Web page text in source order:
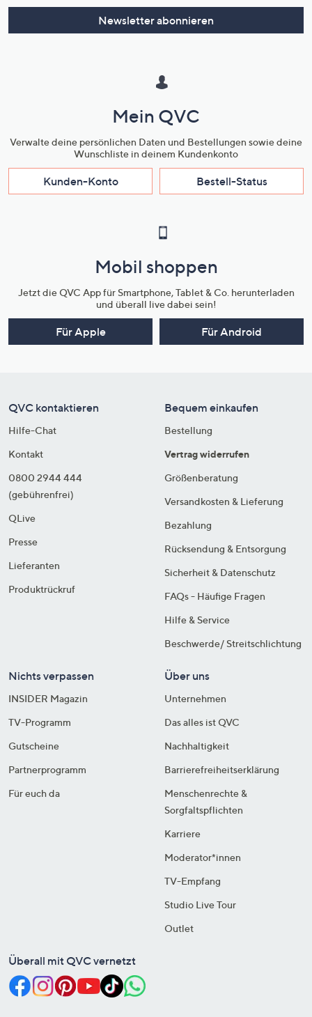
Newsletter abonnieren
Mein QVC
Verwalte deine persönlichen Daten und Bestellungen sowie deine
Wunschliste in deinem Kundenkonto
Kunden-Konto Bestell-Status
Mobil shoppen
Jetzt die QVC App für Smartphone, Tablet & Co. herunterladen
und überall live dabei sein!
Für Apple Für Android
QVC kontaktieren
Hilfe-Chat
Kontakt
0800 2944 444
(gebührenfrei)
QLive
Presse
Lieferanten
Produktrückruf
Bequem einkaufen
Bestellung
Vertrag widerrufen
Größenberatung
Versandkosten & Lieferung
Bezahlung
Rücksendung & Entsorgung
Sicherheit & Datenschutz
FAQs - Häufige Fragen
Hilfe & Service
Beschwerde/ Streitschlichtung
Nichts verpassen
INSIDER Magazin
TV-Programm
Gutscheine
Partnerprogramm
Für euch da
Über uns
Unternehmen
Das alles ist QVC
Nachhaltigkeit
Barrierefreiheitserklärung
Menschenrechte &
Sorgfaltspflichten
Karriere
Moderator*innen
TV-Empfang
Studio Live Tour
Outlet
Überall mit QVC vernetzt